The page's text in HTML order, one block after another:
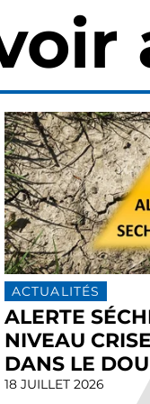
ALERTE
NIVEAU
DANS LE
18 JUILLET 2026
ACTUALITÉS